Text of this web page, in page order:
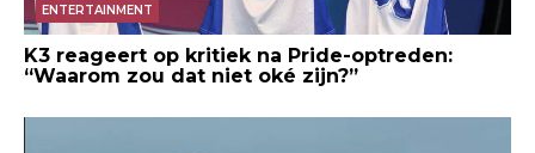
ENTERTAINMENT
K3 reageert op kritiek na Pride-optreden:
“Waarom zou dat niet oké zijn?”